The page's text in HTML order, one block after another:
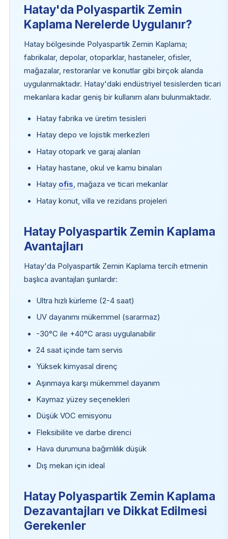
Hatay'da Polyaspartik Zemin
Kaplama Nerelerde Uygulanır?
Hatay bölgesinde Polyaspartik Zemin Kaplama;
fabrikalar, depolar, otoparklar, hastaneler, ofisler,
mağazalar, restoranlar ve konutlar gibi birçok alanda
uygulanmaktadır. Hatay'daki endüstriyel tesislerden ticari
mekanlara kadar geniş bir kullanım alanı bulunmaktadır.
Hatay fabrika ve üretim tesisleri
Hatay depo ve lojistik merkezleri
Hatay otopark ve garaj alanları
Hatay hastane, okul ve kamu binaları
Hatay ofis, mağaza ve ticari mekanlar
Hatay konut, villa ve rezidans projeleri
Hatay Polyaspartik Zemin Kaplama
Avantajları
Hatay'da Polyaspartik Zemin Kaplama tercih etmenin
başlıca avantajları şunlardır:
Ultra hızlı kürleme (2-4 saat)
UV dayanımı mükemmel (sararmaz)
-30°C ile +40°C arası uygulanabilir
24 saat içinde tam servis
Yüksek kimyasal direnç
Aşınmaya karşı mükemmel dayanım
Kaymaz yüzey seçenekleri
Düşük VOC emisyonu
Fleksibilite ve darbe direnci
Hava durumuna bağımlılık düşük
Dış mekan için ideal
Hatay Polyaspartik Zemin Kaplama
Dezavantajları ve Dikkat Edilmesi
Gerekenler